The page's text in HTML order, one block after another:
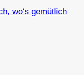
wo‘s gemütlich